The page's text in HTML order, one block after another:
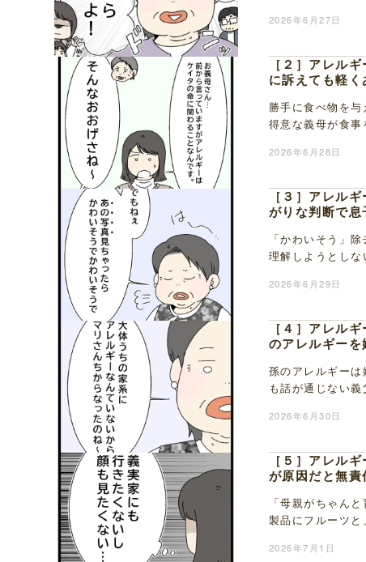
2026年6月27日
［２］アレル
に訴えても軽
勝手に食べ物を
得意な義母が食
2026年6月28日
［３］アレル
がりな判断で
「かわいそう」
理解しようとし
2026年6月29日
［４］アレル
のアレルギー
孫のアレルギー
も話が通じない
2026年6月30日
［５］アレル
が原因だと無
「母親がちゃん
製品にフルーツ
2026年7月1日